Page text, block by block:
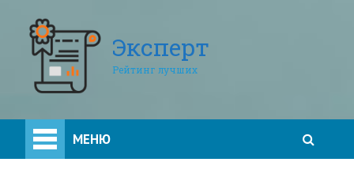
Эксперт
Рейтинг лучших
МЕНЮ